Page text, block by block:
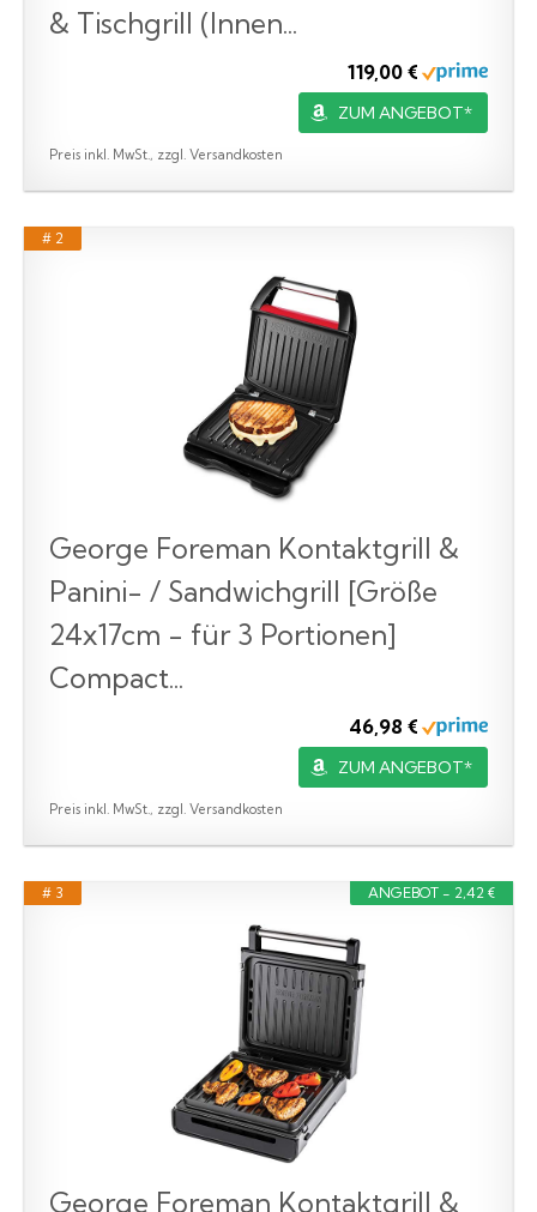
& Tischgrill (Innen...
119,00 €
ZUM ANGEBOT*
Preis inkl. MwSt., zzgl. Versandkosten
# 2
George Foreman Kontaktgrill &
Panini- / Sandwichgrill [Größe
24x17cm - für 3 Portionen]
Compact...
46,98 €
ZUM ANGEBOT*
Preis inkl. MwSt., zzgl. Versandkosten
ANGEBOT - 2,42 €
# 3
George Foreman Kontaktgrill &